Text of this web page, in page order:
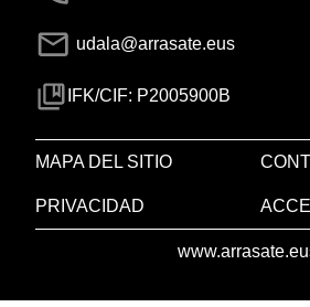
udala@arrasate.eus
IFK/CIF: P2005900B
MAPA DEL SITIO
PRIVACIDAD